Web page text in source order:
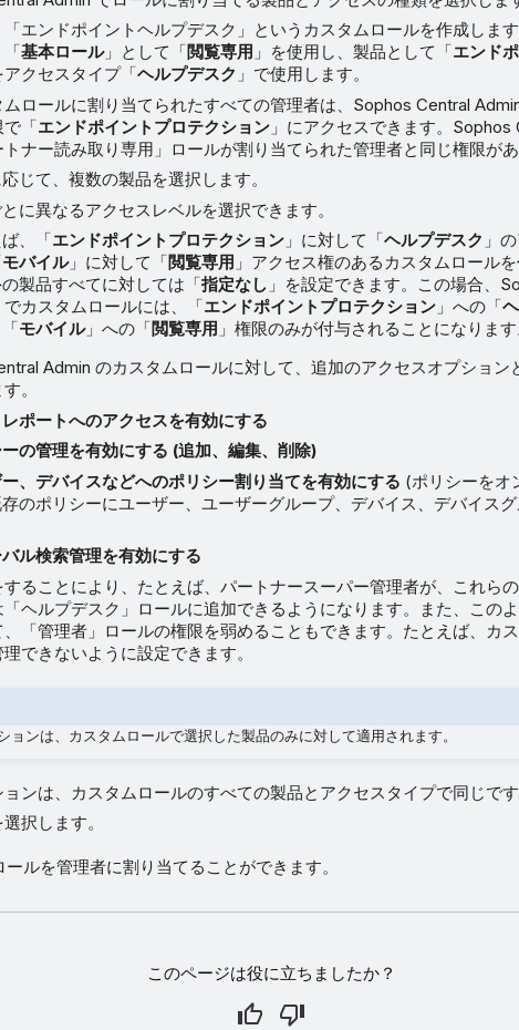
「エンドポイントヘルプデスク」というカスタムロールを作成しま
「基本ロール」として「閲覧専用 」を使用し、製品として「エンド
アクセスタイプ「ヘルプデスク 」で使用します。
ムロールに割り当てられたすべての管理者は、Sophos Central
で「エンドポイントプロテクション 」にアクセスできます。
ナー読み取り専用」ロールが割り当てられた管理者と同じ権限があ
じて、複数の製品を選択します。
に異なるアクセスレベルを選択できます。
、「エンドポイントプロテクション 」に対して「ヘルプデスク 」
モバイル」に対して「閲覧専用 」アクセス権のあるカスタムロール
製品すべてに対しては「指定なし 」を設定できます。この場合、
カスタムロールには、「エンドポイントプロテクション 」への「
モバイル」への「閲覧専用 」権限のみが付与されることになります
Admin のカスタムロールに対して、追加のアクセスオプション
。
ポートへのアクセスを有効にする
の管理を有効にする (追加、編集、削除)
、デバイスなどへのポリシー割り当てを有効にする (ポリシーをオ
のポリシーにユーザー、ユーザーグループ、デバイス、デバイス
ル検索管理を有効にする
することにより、たとえば、パートナースーパー管理者が、これら
「ヘルプデスク」ロールに追加できるようになります。また、この
、「管理者」ロールの権限を弱めることもできます。たとえば、カ
できないように設定できます。
ョンは、カスタムロールで選択した製品のみに対して適用されます。
ンは、カスタムロールのすべての製品とアクセスタイプで同じです
選択します。
ルを管理者に割り当てることができます。
このページは役に立ちましたか？